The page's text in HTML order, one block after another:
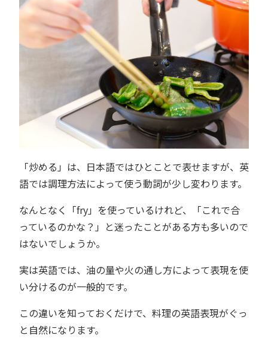
「炒める」は、日本語ではひとことで表せますが、英
語では調理方法によって使う動詞が少し変わります。
なんとなく「fry」を使っているけれど、「これで合
っているのかな？」と迷ったことがある方も多いので
はないでしょうか。
実は英語では、油の量や火の通し方によって表現を使
い分けるのが一般的です。
この違いを知っておくだけで、料理の英語表現がぐっ
と自然になります。